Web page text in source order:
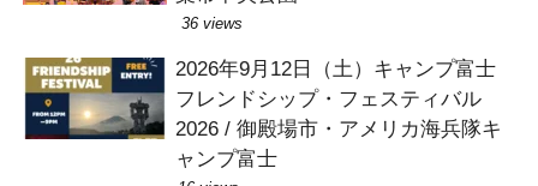
36 views
2026年9月12日（土）キャンプ富士
フレンドシップ・フェスティバル
2026 / 御殿場市・アメリカ海兵隊キ
ャンプ富士